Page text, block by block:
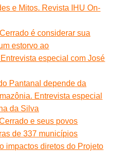
e Mitos. Revista IHU On-
é considerar sua
estorvo ao
especial com José
Pantanal depende da
Entrevista especial
da Silva
e seus povos
de 337 municípios
impactos diretos do Projeto